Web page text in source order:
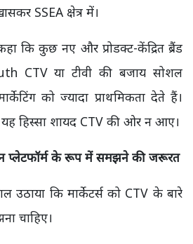
SSEA क्षेत्र में।
कि कुछ नए और प्रोडक्ट-केंद्रित ब्रैंड
CTV या टीवी की बजाय सोशल
को ज्यादा प्राथमिकता देते हैं।
हिस्सा शायद CTV की ओर न आए।
प्लेटफॉर्म के रूप में समझने की जरूरत
उठाया कि मार्केटर्स को CTV के बारे
चाहिए।